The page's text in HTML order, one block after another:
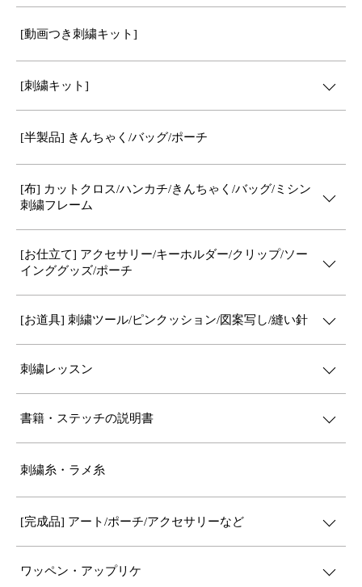
[動画つき刺繍キット]
[刺繍キット]
[半製品] きんちゃく/バッグ/ポーチ
[布] カットクロス/ハンカチ/きんちゃく/バッグ/ミシン
刺繍フレーム
[お仕立て] アクセサリー/キーホルダー/クリップ/ソー
インググッズ/ポーチ
[お道具] 刺繍ツール/ピンクッション/図案写し/縫い針
刺繍レッスン
書籍・ステッチの説明書
刺繍糸・ラメ糸
[完成品] アート/ポーチ/アクセサリーなど
ワッペン・アップリケ